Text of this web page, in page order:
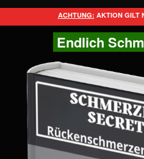
ACHTUNG: AKTION GILT
Endlich